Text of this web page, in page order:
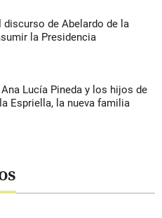
discurso de Abelardo de la
la Presidencia
Lucía Pineda y los hijos de
Espriella, la nueva familia